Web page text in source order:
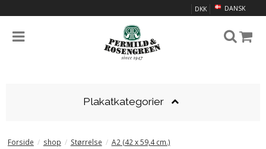
DANSK
DKK
Plakatkategorier
Forside / shop / Størrelse / A2 (42 x 59,4 cm.)